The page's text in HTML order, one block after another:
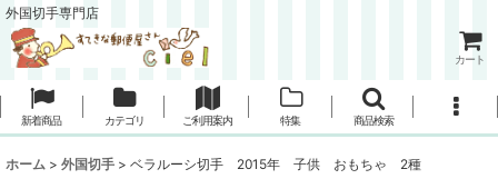
外国切手専門店
カート
新着商品 カテゴリ ご利用案内 特集 商品検索
ホーム > 外国切手 > ベラルーシ切手 2015年 子供 おもちゃ 2種